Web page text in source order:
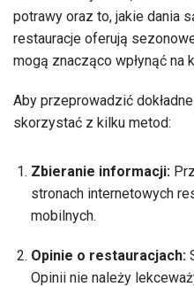
potrawy oraz to, jakie dania
restauracje oferują
mogą znacząco wpłynąć na
Aby przeprowadzić
skorzystać z kilku metod:
Zbieranie informacji:
stronach internetowych
mobilnych.
Opinie o restauracjach:
Opinii nie należy